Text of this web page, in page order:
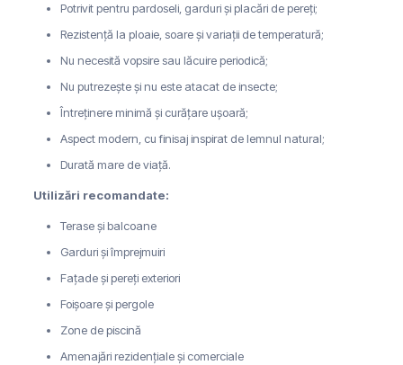
Potrivit pentru pardoseli, garduri și placări de pereți;
Rezistență la ploaie, soare și variații de temperatură;
Nu necesită vopsire sau lăcuire periodică;
Nu putrezește și nu este atacat de insecte;
Întreținere minimă și curățare ușoară;
Aspect modern, cu finisaj inspirat de lemnul natural;
Durată mare de viață.
Utilizări recomandate:
Terase și balcoane
Garduri și împrejmuiri
Fațade și pereți exteriori
Foișoare și pergole
Zone de piscină
Amenajări rezidențiale și comerciale